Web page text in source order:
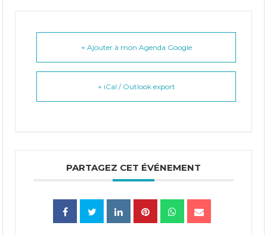
+ Ajouter à mon Agenda Google
+ iCal / Outlook export
PARTAGEZ CET ÉVÉNEMENT